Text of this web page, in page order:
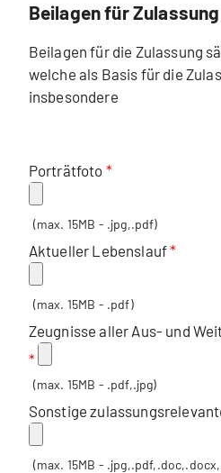
Beilagen für Zulassung
Beilagen für die Zulassung
welche als Basis für die
insbesondere
Porträtfoto
(max. 15MB - .jpg,.pdf)
Aktueller Lebenslauf
(max. 15MB - .pdf)
Zeugnisse aller Aus- und
(max. 15MB - .pdf,.jpg)
Sonstige
(max. 15MB -